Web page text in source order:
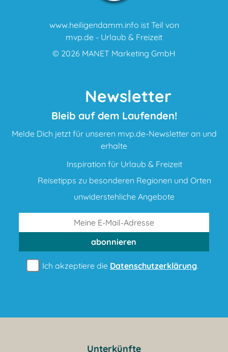
www.heiligendamm.info ist Teil von
mvp.de - Urlaub & Freizeit
© 2026 MANET Marketing GmbH
Newsletter
Bleib auf dem Laufenden!
Melde Dich jetzt für unseren mvp.de-Newsletter an und
erhalte
Inspiration für Urlaub & Freizeit
Reisetipps zu besonderen Regionen und Orten
unwiderstehliche Angebote
abonnieren
Ich akzeptiere die Datenschutzerklärung.
Unterkünfte